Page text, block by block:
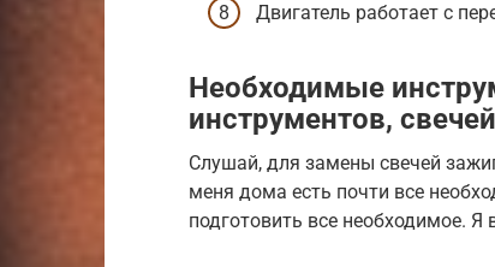
Двигатель работает с
Необходимые
инструментов,
Слушай, для замены свечей
меня дома есть почти все
подготовить все необходимое. Я